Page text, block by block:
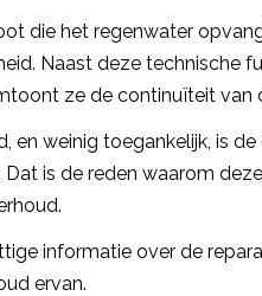
die het regenwater
Naast deze technische
ze de continuïteit van
en weinig toegankelijk, is
is de reden waarom
informatie over de
ervan.